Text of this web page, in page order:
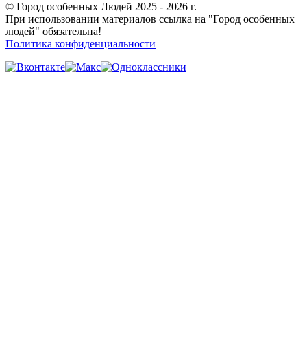
© Город особенных Людей 2025 - 2026 г.
При использовании материалов ссылка на "Город особенных
людей" обязательна!
Политика конфиденциальности